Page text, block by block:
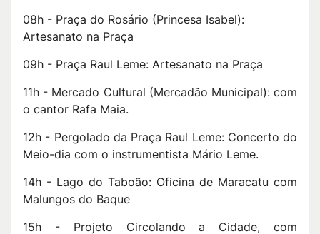
08h - Praça do Rosário (Princesa Isabel):
Artesanato na Praça
09h - Praça Raul Leme: Artesanato na Praça
11h - Mercado Cultural (Mercadão Municipal): com
o cantor Rafa Maia.
12h - Pergolado da Praça Raul Leme: Concerto do
Meio-dia com o instrumentista Mário Leme.
14h - Lago do Taboão: Oficina de Maracatu com
Malungos do Baque
15h - Projeto Circolando a Cidade, com